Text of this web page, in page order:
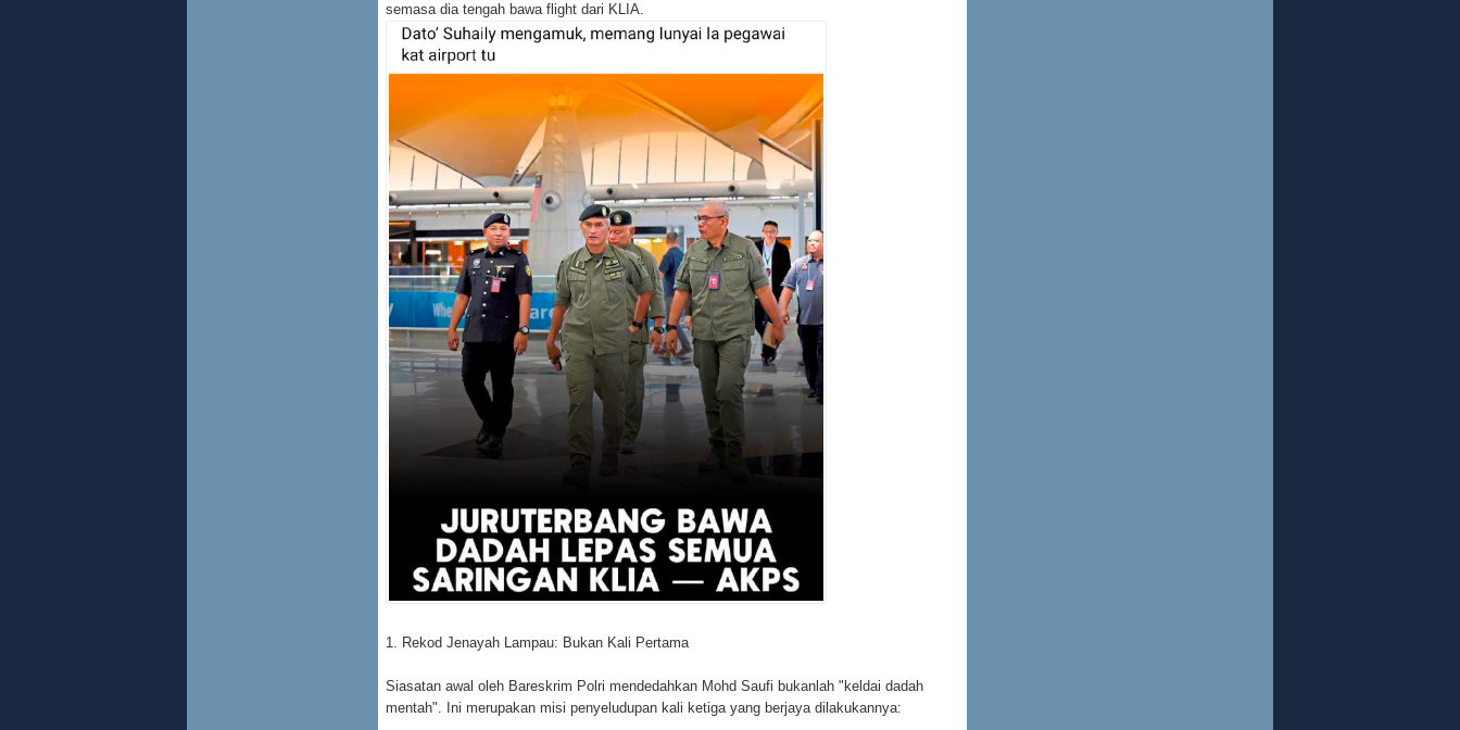
semasa dia tengah bawa flight dari KLIA.
1. Rekod Jenayah Lampau: Bukan Kali Pertama
Siasatan awal oleh Bareskrim Polri mendedahkan Mohd Saufi bukanlah "keldai dadah
mentah". Ini merupakan misi penyeludupan kali ketiga yang berjaya dilakukannya: